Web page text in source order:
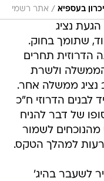
בעספיא / אתר רשמי
נציג
שתומך בחוק.
הדרוזית תחרים
הממשלה ולשרת
נציג ממשלה אחר.
לבנים הדרוזי ח"כ
של דבר להניח
מהנוכחים לשמור
למהלך הטקס.
לשעבר בהיג'